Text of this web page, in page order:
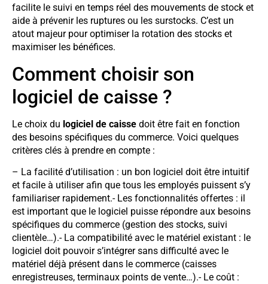
facilite le suivi en temps réel des mouvements de stock et
aide à prévenir les ruptures ou les surstocks. C’est un
atout majeur pour optimiser la rotation des stocks et
maximiser les bénéfices.
Comment choisir son
logiciel de caisse ?
Le choix du logiciel de caisse doit être fait en fonction
des besoins spécifiques du commerce. Voici quelques
critères clés à prendre en compte :
– La facilité d’utilisation : un bon logiciel doit être intuitif
et facile à utiliser afin que tous les employés puissent s’y
familiariser rapidement.- Les fonctionnalités offertes : il
est important que le logiciel puisse répondre aux besoins
spécifiques du commerce (gestion des stocks, suivi
clientèle…).- La compatibilité avec le matériel existant : le
logiciel doit pouvoir s’intégrer sans difficulté avec le
matériel déjà présent dans le commerce (caisses
enregistreuses, terminaux points de vente…).- Le coût :